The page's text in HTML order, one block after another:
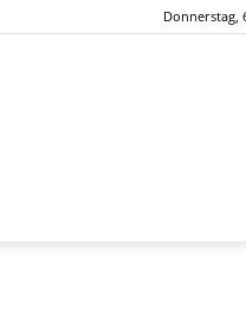
Donnerstag,